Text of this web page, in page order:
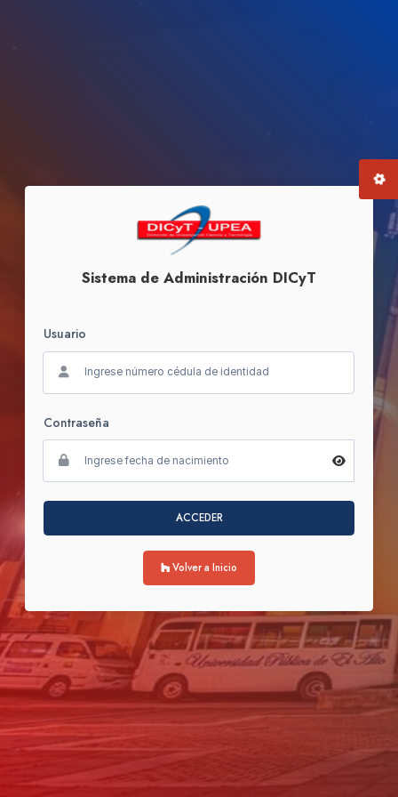
Sistema de Administración DICyT
Usuario
Contraseña
ACCEDER
Volver a Inicio